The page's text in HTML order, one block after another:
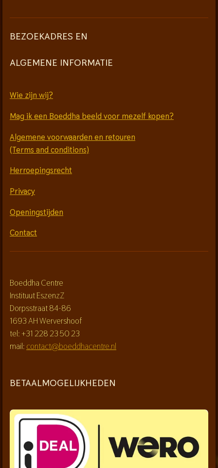
BEZOEKADRES EN
ALGEMENE INFORMATIE
Wie zijn wij?
Mag ik een Boeddha beeld voor mezelf kopen?
Algemene voorwaarden en retouren
(Terms and conditions)
Herroepingsrecht
Privacy
Openingstijden
Contact
Boeddha Centre
Instituut EszenzZ
Dorpsstraat 84-86
1693 AH Wervershoof
tel: +31 228 23 50 23
mail: contact@boeddhacentre.nl
BETAALMOGELIJKHEDEN